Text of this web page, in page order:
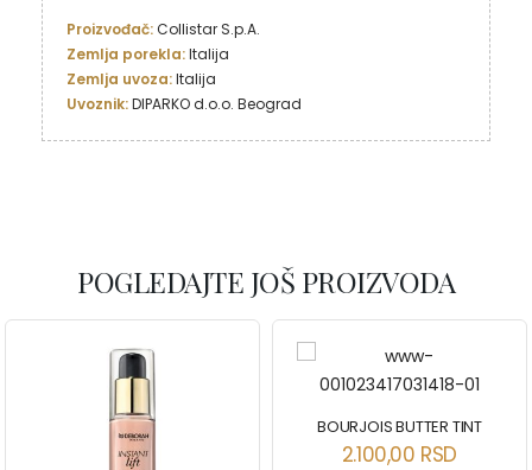
Proizvođač: Collistar S.p.A.
Zemlja porekla:
Zemlja uvoza:
Uvoznik: DIPARKO d.o.o. Beograd
POGLEDAJTE JOŠ PROIZVODA
BOURJOIS BUTTER TINT
2.100,00 RSD